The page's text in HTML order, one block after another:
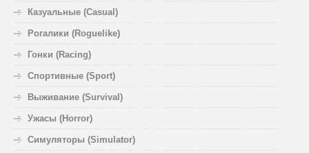
Казуальные (Casual)
Рогалики (Roguelike)
Гонки (Racing)
Спортивные (Sport)
Выживание (Survival)
Ужасы (Horror)
Симуляторы (Simulator)